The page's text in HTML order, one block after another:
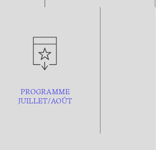
PROGRAMME
JUILLET/AOÛT